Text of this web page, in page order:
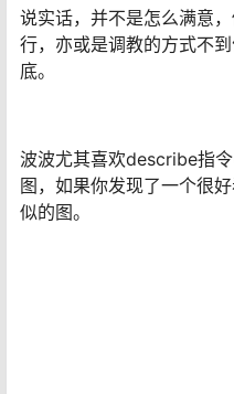
说实话，并不是怎么满意
行，亦或是调教的方式不
底。
波波尤其喜欢describe指
图，如果你发现了一个很
似的图。